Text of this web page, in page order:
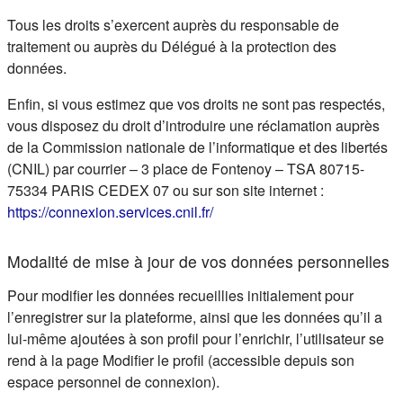
Tous les droits s’exercent auprès du responsable de
traitement ou auprès du Délégué à la protection des
données.
Enfin, si vous estimez que vos droits ne sont pas respectés,
vous disposez du droit d’introduire une réclamation auprès
de la Commission nationale de l’informatique et des libertés
(CNIL) par courrier – 3 place de Fontenoy – TSA 80715-
75334 PARIS CEDEX 07 ou sur son site internet :
https://connexion.services.cnil.fr/(s'ouvre dans un nouvel
Modalité de mise à jour de vos données personnelles
Pour modifier les données recueillies initialement pour
l’enregistrer sur la plateforme, ainsi que les données qu’il a
lui-même ajoutées à son profil pour l’enrichir, l’utilisateur se
rend à la page Modifier le profil (accessible depuis son
espace personnel de connexion).